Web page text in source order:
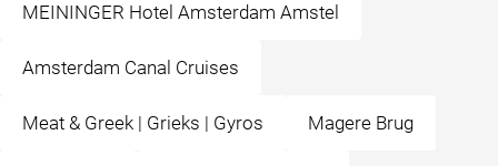
MEININGER Hotel Amsterdam Amstel
Amsterdam Canal Cruises
Meat & Greek | Grieks | Gyros Magere Brug